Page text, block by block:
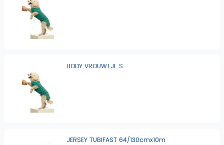
BODY VROUWTJE S
JERSEY TUBIFAST 64/130cmx10m